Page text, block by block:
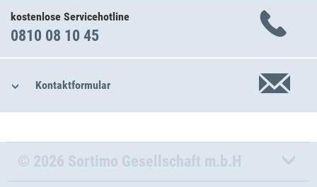
kostenlose Servicehotline
0810 08 10 45
Kontaktformular
© 2026 Sortimo Gesellschaft m.b.H